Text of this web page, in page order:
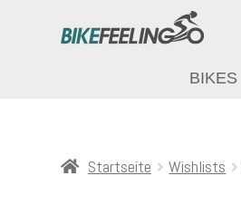
BIKES
Startseite Wishlists